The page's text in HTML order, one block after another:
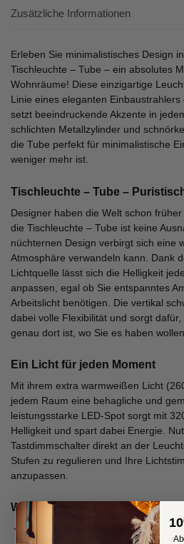
Zusätzliche Informationen
Erleben Sie minimalistisches Design
Tischleuchte – Tube – ein absolutes
Wohnräume! Diese einzigartige
Linie eines eleganten
setzt beeindruckende Akzente in
schlichten Metallzylinder und
die Tube perfekt für minimalistische
weniger mehr ist.
Tischleuchte – Tube –
Designer haben die Welt schon
die Tischleuchte – Tube ist keine
nüchternen Design verbirgt sich eine
Atmosphäre verwandeln kann. Dank
Lichtquelle lässt sich die Helligkeit
anpassen, egal ob Sie entspanntes
Arbeitslicht benötigen. Die vertikal
dabei volle Flexibilität und sorgt
genau dort ist, wo Sie es haben wollen.
Ein Licht für jeden Moment
Mit ihrem extra warmweißen Licht
jedem Raum eine behagliche und
leistungsstarke LED-Spot sorgt mit
Helligkeit und spart dabei Energie.
Tastdimmschalter direkt an der
Stufen zu regulieren und Ihre
anzupassen.
Warum Tube kaufen?
Dimmbare LED-Lichtquelle